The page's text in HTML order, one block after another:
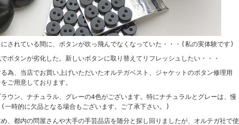
されている間に、ボタンが吹っ飛んでなくなっていた・・・(私の実体験です)
ボタンが劣化した。新しいボタンに取り替えてリフレッシュしたい・・・
為、当店でお買い上げいただいたオルテガベスト、ジャケットのボタン修理用
ご用意しております。
ウン、ナチュラル、グレーの4色がございます。特にナチュラルとグレーは、慢
一時的に欠品となる場合もございます。ご了承下さい。)
、都内の問屋さんや大手の手芸品店を随分と探し回りましたが、オルテガ社で使